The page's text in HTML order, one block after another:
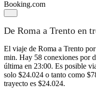
Booking.com
De Roma a Trento en
El viaje de Roma a Trento
min. Hay 58 conexiones por
última en 23:00. Es posible
solo $24.024 o tanto como
trayecto es $24.024.